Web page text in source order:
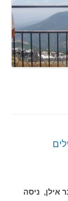
אילן, ניסה